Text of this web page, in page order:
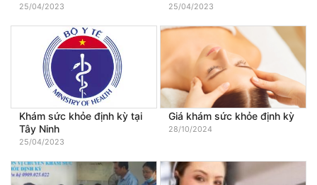
25/04/2023 25/04/2023
Khám sức khỏe định kỳ tại
Tây Ninh
25/04/2023
Giá khám sức khỏe định kỳ
28/10/2024